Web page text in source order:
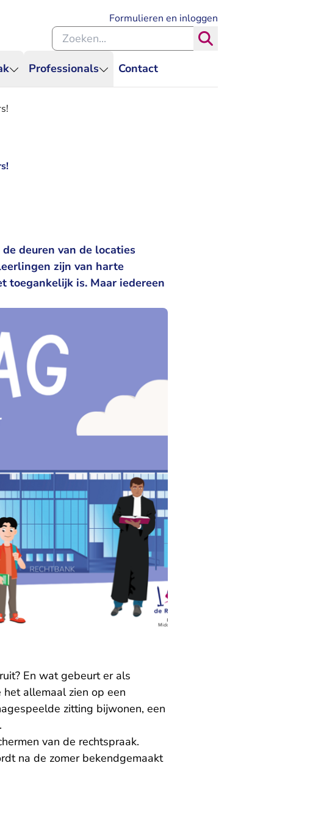
Professionals Contact
Formulieren en inloggen
Zoeken binnen de Rechtspraak
deuren van de locaties
zijn van harte
toegankelijk is. Maar iedereen
En wat gebeurt er als
allemaal zien op een
zitting bijwonen, een
van de rechtspraak.
na de zomer bekendgemaakt